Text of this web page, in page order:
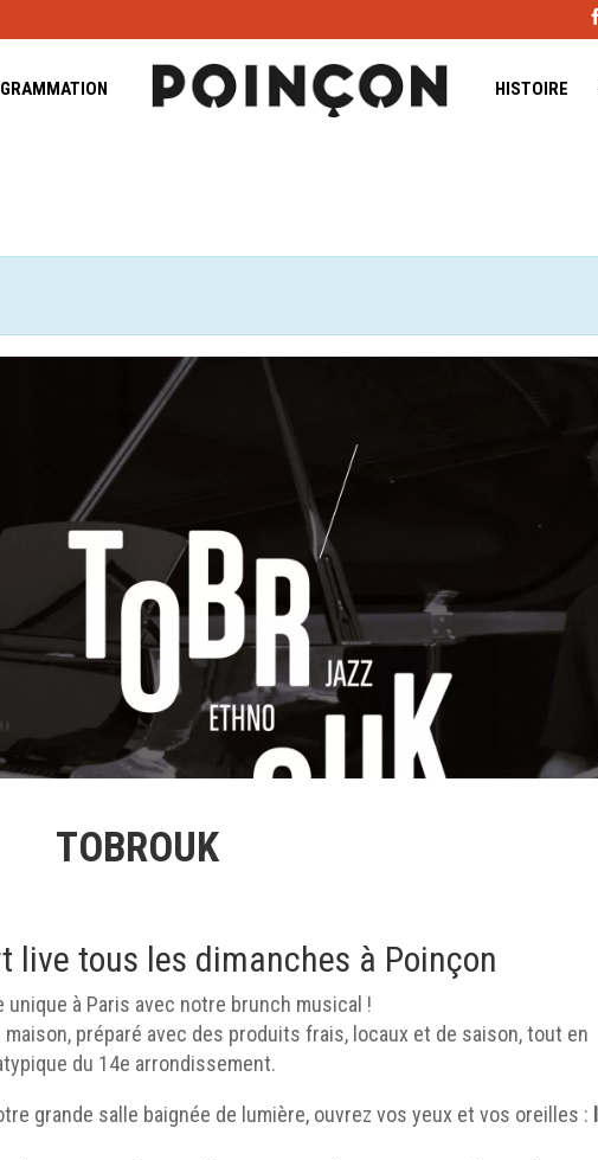
HISTOIRE
TOBROUK
live tous les dimanches à Poinçon
à Paris avec notre brunch musical !
préparé avec des produits frais, locaux et de saison, tout en
du 14e arrondissement.
grande salle baignée de lumière, ouvrez vos yeux et vos oreilles :